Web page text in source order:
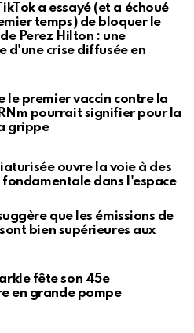
a essayé (et a échoué
temps) de bloquer le
Perez Hilton : une
d'une crise diffusée en
le premier vaccin contre la
pourrait signifier pour la
grippe
ouvre la voie à des
fondamentale dans l'espace
que les émissions de
bien supérieures aux
fête son 45e
en grande pompe